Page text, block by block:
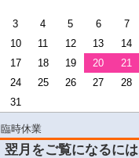
3 4 5 6 7
10 11 12 13 14
17 18 19 20 21
24 25 26 27 28
31
臨時休業
翌月をご覧になるには